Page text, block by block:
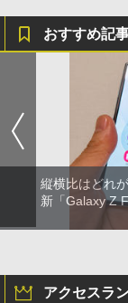
おすすめ記
縦横比はどれ
新「Galaxy Z
アクセスラ